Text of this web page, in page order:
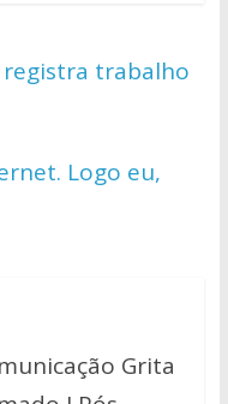
trabalho
Logo eu,
Grita